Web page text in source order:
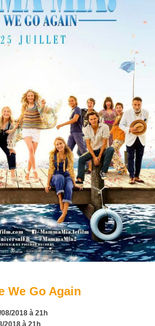
We Go Again
2018 à 21h